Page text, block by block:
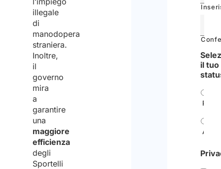
illegale
di
manodopera
straniera.
Inoltre,
il
governo
mira
a
garantire
una
maggiore
efficienza
degli
Sportelli
il tuo